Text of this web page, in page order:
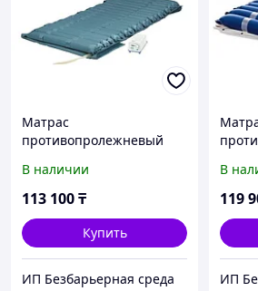
Матрас
противопролежневый
PREMIUM
В наличии
113 100₸
Купить
ИП Безбарьерная среда
TUBE
В
119
ИП